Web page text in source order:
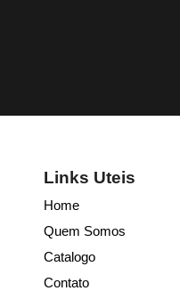
Links Uteis
Home
Quem Somos
Catalogo
Contato